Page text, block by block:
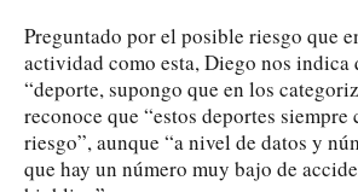
Preguntado por el posible riesgo que
actividad como esta, Diego nos indica
“deporte, supongo que en los
reconoce que “estos deportes
riesgo”, aunque “a nivel de datos y
que hay un número muy bajo de